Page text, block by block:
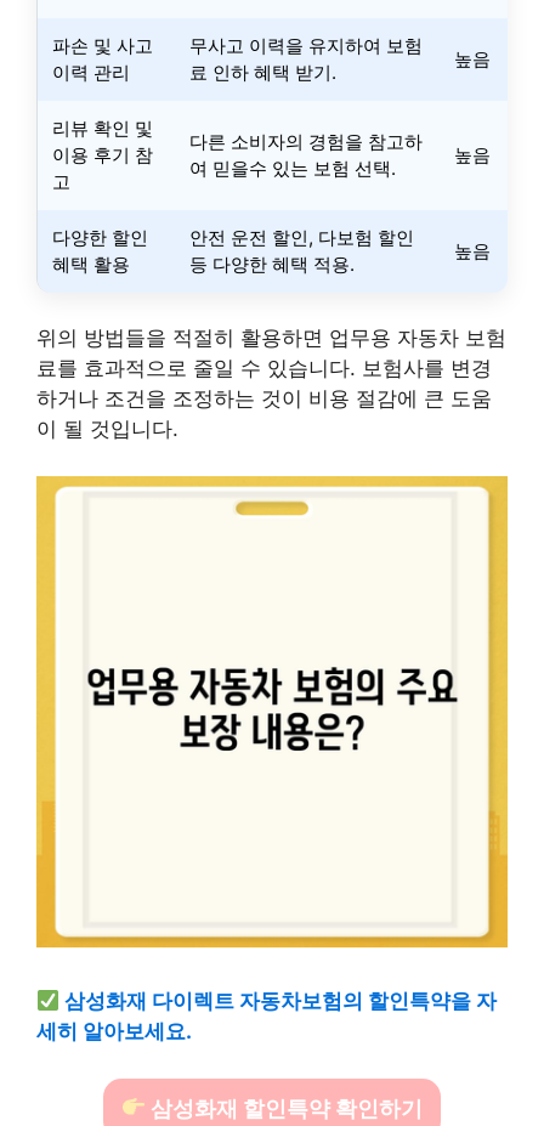
파손 및 사고
이력 관리
무사고 이력을 유지하여 보험
료 인하 혜택 받기.
높음
리뷰 확인 및
이용 후기 참
고
다른 소비자의 경험을 참고하
여 믿을수 있는 보험 선택.
높음
다양한 할인
혜택 활용
안전 운전 할인, 다보험 할인
등 다양한 혜택 적용.
높음
위의 방법들을 적절히 활용하면 업무용 자동차 보험
료를 효과적으로 줄일 수 있습니다. 보험사를 변경
하거나 조건을 조정하는 것이 비용 절감에 큰 도움
이 될 것입니다.
삼성화재 다이렉트 자동차보험의 할인특약을 자
세히 알아보세요.
삼성화재 할인특약 확인하기